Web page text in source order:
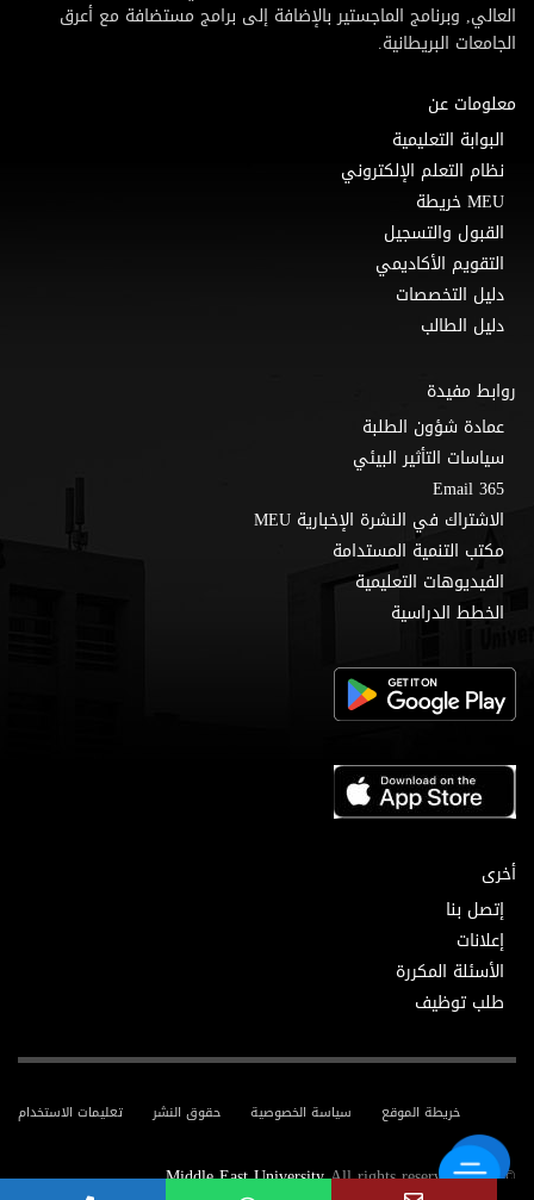
العالي, وبرنامج الماجستير بالإضافة إلى برامج مستضافة مع أعرق
الجامعات البريطانية.
معلومات عن
البوابة التعليمية
نظام التعلم الإلكتروني
MEU خريطة
القبول والتسجيل
التقويم الأكاديمي
دليل التخصصات
دليل الطالب
روابط مفيدة
عمادة شؤون الطلبة
سياسات التأثير البيئي
Email 365
الاشتراك في النشرة الإخبارية MEU
مكتب التنمية المستدامة
الفيديوهات التعليمية
الخطط الدراسية
أخرى
إتصل بنا
إعلانات
الأسئلة المكررة
طلب توظيف
تعليمات الاستخدام حقوق النشر سياسة الخصوصية خريطة الموقع
© 2025
Middle East UniversityAll rights reserved.